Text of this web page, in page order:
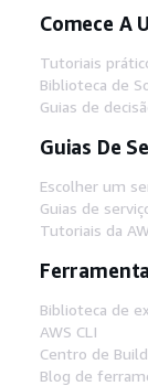
Comece A
Tutoriais
Biblioteca de
Guias de
Guias De
Escolher um
Guias de
Tutoriais da
Biblioteca de
AWS CLI
Centro de
Blog de